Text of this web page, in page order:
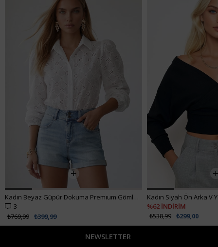
Kadın Beyaz Güpür Dokuma Premıum Gömlek ALC-X4366
3
₺399,99
₺769,99
%62 İNDİRİM
₺299,00
₺538,99
NEWSLETTER